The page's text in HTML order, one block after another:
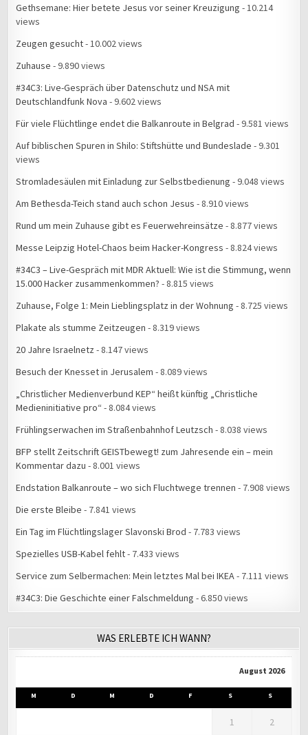
Gethsemane: Hier betete Jesus vor seiner Kreuzigung - 10.214
views
Zeugen gesucht- 10.002 views
Zuhause - 9.890 views
#34C3: Live-Gespräch über Datenschutz und NSA mit
Deutschlandfunk Nova - 9.602 views
Für viele Flüchtlinge endet die Balkanroute in Belgrad - 9.581 views
Auf biblischen Spuren in Shilo: Stiftshütte und Bundeslade - 9.301
views
Stromladesäulen mit Einladung zur Selbstbedienung - 9.048 views
Am Bethesda-Teich stand auch schon Jesus - 8.910 views
Rund um mein Zuhause gibt es Feuerwehreinsätze - 8.877 views
Messe Leipzig Hotel-Chaos beim Hacker-Kongress - 8.824 views
#34C3 – Live-Gespräch mit MDR Aktuell: Wie ist die Stimmung, wenn
15.000 Hacker zusammenkommen? - 8.815 views
Zuhause, Folge 1: Mein Lieblingsplatz in der Wohnung - 8.725 views
Plakate als stumme Zeitzeugen - 8.319 views
20 Jahre Israelnetz - 8.147 views
Besuch der Knesset in Jerusalem - 8.089 views
„Christlicher Medienverbund KEP“ heißt künftig „Christliche
Medieninitiative pro“ - 8.084 views
Frühlingserwachen im Straßenbahnhof Leutzsch - 8.038 views
BFP stellt Zeitschrift GEISTbewegt! zum Jahresende ein – mein
Kommentar dazu - 8.001 views
Endstation Balkanroute – wo sich Fluchtwege trennen - 7.908 views
Die erste Bleibe - 7.841 views
Ein Tag im Flüchtlingslager Slavonski Brod - 7.783 views
Spezielles USB-Kabel fehlt- 7.433 views
Service zum Selbermachen: Mein letztes Mal bei IKEA- 7.111 views
#34C3: Die Geschichte einer Falschmeldung - 6.850 views
WAS ERLEBTE ICH WANN?
August 2026
M D M D F S S
1 2